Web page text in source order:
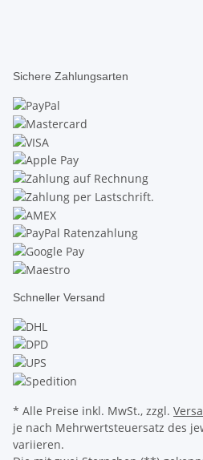
Sichere Zahlungsarten
Schneller Versand
* Alle Preise inkl. MwSt., zzgl.
je nach Mehrwertsteuersatz des
variieren.